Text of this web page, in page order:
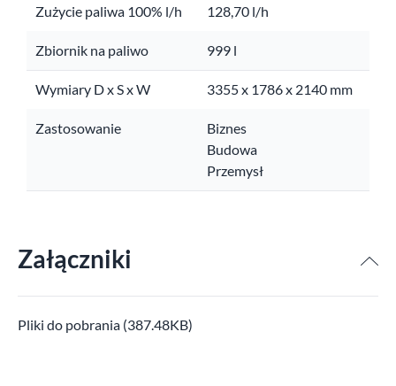
Zużycie paliwa 100% l/h 128,70 l/h
Zbiornik na paliwo 999 l
Wymiary D x S x W 3355 x 1786 x 2140 mm
Zastosowanie
Biznes
Budowa
Przemysł
Załączniki
Pliki do pobrania (387.48KB)